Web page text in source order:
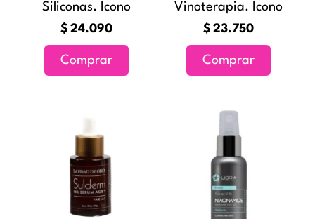
Siliconas. Icono
$ 24.090
Comprar
Vinoterapia. Icono
$ 23.750
Comprar